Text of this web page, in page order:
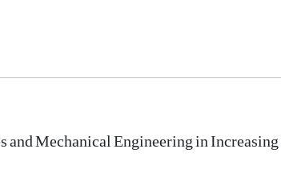
and Mechanical Engineering in